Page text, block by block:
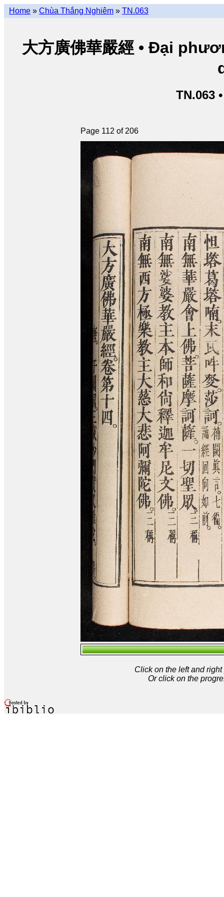
Home » Chùa Thắng Nghiêm » TN.063
大方廣佛華嚴經 • Đại
TN.063
Page 112 of 206
Click on the left and
Or click on the